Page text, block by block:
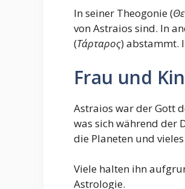
In seiner Theogonie (
von Astraios sind. In
(Τάρταρος) abstammt.
Frau und
Astraios war der Gott
was sich während der
die Planeten und
Viele halten ihn
Astrologie.